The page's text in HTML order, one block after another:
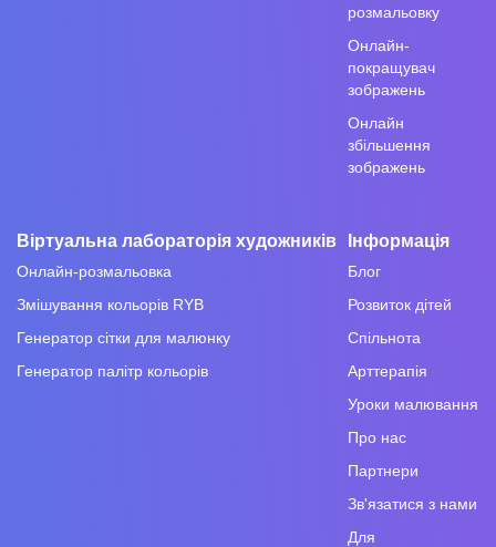
розмальовку
Онлайн-
покращувач
зображень
Онлайн
збільшення
зображень
Віртуальна лабораторія художників
Онлайн-розмальовка
Змішування кольорів RYB
Генератор сітки для малюнку
Генератор палітр кольорів
Інформація
Блог
Розвиток дітей
Спільнота
Арттерапія
Уроки малювання
Про нас
Партнери
Зв'язатися з нами
Для